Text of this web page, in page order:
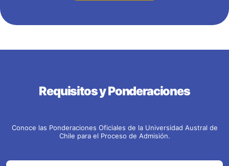
Requisitos y Ponderaciones
Conoce las Ponderaciones Oficiales de la Universidad Austral de
Chile para el Proceso de Admisión.